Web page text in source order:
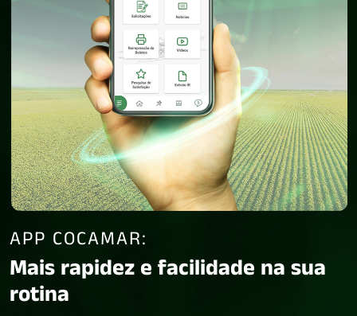
APP COCAMAR:
Mais rapidez e facilidade na sua
rotina